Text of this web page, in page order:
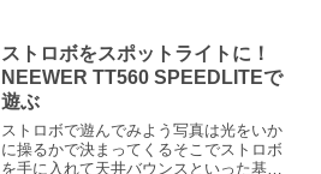
ストロボをスポットライトに！
NEEWER TT560 SPEEDLITEで
遊ぶ
ストロボで遊んでみよう写真は光をいか
に操るかで決まってくるそこでストロボ
を手に入れて天井バウンスといった基本